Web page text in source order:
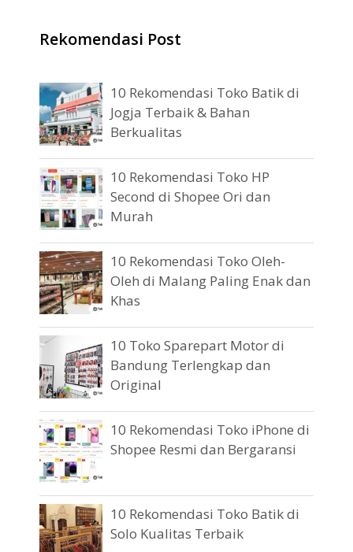
Rekomendasi Post
10 Rekomendasi Toko Batik di
Jogja Terbaik & Bahan
Berkualitas
10 Rekomendasi Toko HP
Second di Shopee Ori dan
Murah
10 Rekomendasi Toko Oleh-
Oleh di Malang Paling Enak dan
Khas
10 Toko Sparepart Motor di
Bandung Terlengkap dan
Original
10 Rekomendasi Toko iPhone di
Shopee Resmi dan Bergaransi
10 Rekomendasi Toko Batik di
Solo Kualitas Terbaik